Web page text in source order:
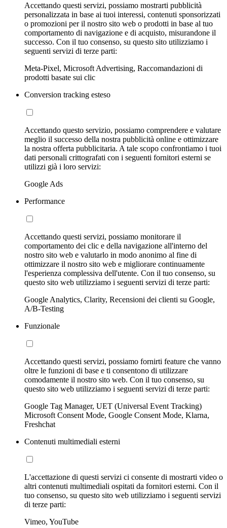
Accettando questi servizi, possiamo mostrarti pubblicità
personalizzata in base ai tuoi interessi, contenuti sponsorizzati
o promozioni per il nostro sito web o prodotti in base al tuo
comportamento di navigazione e di acquisto, misurandone il
successo. Con il tuo consenso, su questo sito utilizziamo i
seguenti servizi di terze parti:
Meta-Pixel, Microsoft Advertising, Raccomandazioni di
prodotti basate sui clic
Conversion tracking esteso
Accettando questo servizio, possiamo comprendere e valutare
meglio il successo della nostra pubblicità online e ottimizzare
la nostra offerta pubblicitaria. A tale scopo confrontiamo i tuoi
dati personali crittografati con i seguenti fornitori esterni se
utilizzi già i loro servizi:
Google Ads
Performance
Accettando questi servizi, possiamo monitorare il
comportamento dei clic e della navigazione all'interno del
nostro sito web e valutarlo in modo anonimo al fine di
ottimizzare il nostro sito web e migliorare continuamente
l'esperienza complessiva dell'utente. Con il tuo consenso, su
questo sito web utilizziamo i seguenti servizi di terze parti:
Google Analytics, Clarity, Recensioni dei clienti su Google,
A/B-Testing
Funzionale
Accettando questi servizi, possiamo fornirti feature che vanno
oltre le funzioni di base e ti consentono di utilizzare
comodamente il nostro sito web. Con il tuo consenso, su
questo sito web utilizziamo i seguenti servizi di terze parti:
Google Tag Manager, UET (Universal Event Tracking)
Microsoft Consent Mode, Google Consent Mode, Klarna,
Freshchat
Contenuti multimediali esterni
L'accettazione di questi servizi ci consente di mostrarti video o
altri contenuti multimediali ospitati da fornitori esterni. Con il
tuo consenso, su questo sito web utilizziamo i seguenti servizi
di terze parti:
Vimeo, YouTube